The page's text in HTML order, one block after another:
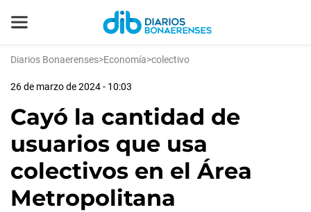
Diarios Bonaerenses>Economía>colectivo
26 de marzo de 2024 - 10:03
Cayó la cantidad de
usuarios que usa
colectivos en el Área
Metropolitana